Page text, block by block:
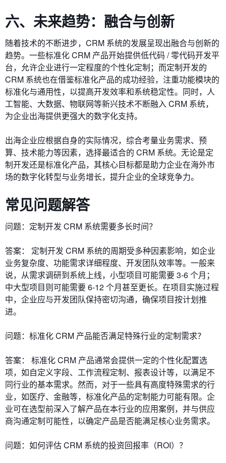
六、未来趋势：融合与创新
随着技术的不断进步，CRM 系统的发展呈现出融合与创新的
趋势。一些标准化 CRM 产品开始提供低代码 / 零代码开发平
台，允许企业进行一定程度的个性化定制；而定制开发的
CRM 系统也在借鉴标准化产品的成功经验，注重功能模块的
标准化与通用性，以提高开发效率和系统稳定性。同时，人
工智能、大数据、物联网等新兴技术不断融入 CRM 系统，
为企业出海提供更强大的数字化支持。
出海企业应根据自身的实际情况，综合考量业务需求、预
算、技术能力等因素，选择最适合的 CRM 系统。无论是定
制开发还是标准化产品，其核心目标都是助力企业在海外市
场的数字化转型与业务增长，提升企业的全球竞争力。
常见问题解答
问题：定制开发 CRM 系统需要多长时间？
答案： 定制开发 CRM 系统的周期受多种因素影响，如企业
业务复杂度、功能需求详细程度、开发团队效率等。一般来
说，从需求调研到系统上线，小型项目可能需要 3-6 个月；
中大型项目则可能需要 6-12 个月甚至更长。在项目实施过程
中，企业应与开发团队保持密切沟通，确保项目按计划推
进。
问题：标准化 CRM 产品能否满足特殊行业的定制需求？
答案： 标准化 CRM 产品通常会提供一定的个性化配置选
项，如自定义字段、工作流程定制、报表设计等，以满足不
同行业的基本需求。然而，对于一些具有高度特殊需求的行
业，如医疗、金融等，标准化产品的定制能力可能有限。企
业可在选型前深入了解产品在本行业的应用案例，并与供应
商沟通定制可能性，以确定产品是否能满足核心业务需求。
问题：如何评估 CRM 系统的投资回报率（ROI）？